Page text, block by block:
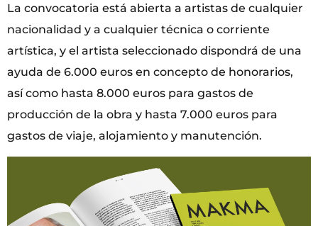
La convocatoria está abierta a artistas de cualquier
nacionalidad y a cualquier técnica o corriente
artística, y el artista seleccionado dispondrá de una
ayuda de 6.000 euros en concepto de honorarios,
así como hasta 8.000 euros para gastos de
producción de la obra y hasta 7.000 euros para
gastos de viaje, alojamiento y manutención.